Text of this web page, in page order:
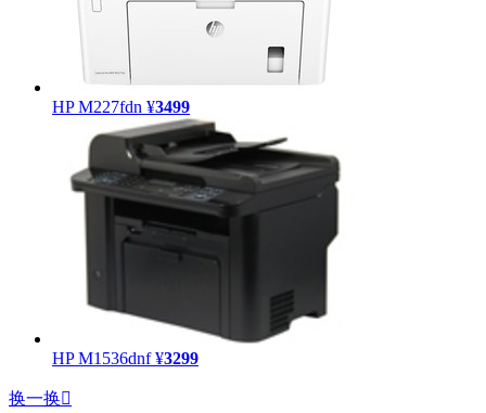
HP M227fdn ¥3499
HP M1536dnf ¥3299
换一换